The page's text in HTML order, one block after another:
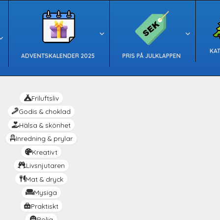
ADVENTSKALENDER 2025 PRIS PÅ JULKLAPPEN
Friluftsliv
Godis & choklad
Hälsa & skönhet
Inredning & prylar
Kreativt
Livsnjutaren
Mat & dryck
Mysiga
Praktiskt